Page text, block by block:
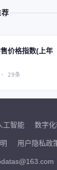
价格指数(上年
29条
工智能 数字
用户隐私政